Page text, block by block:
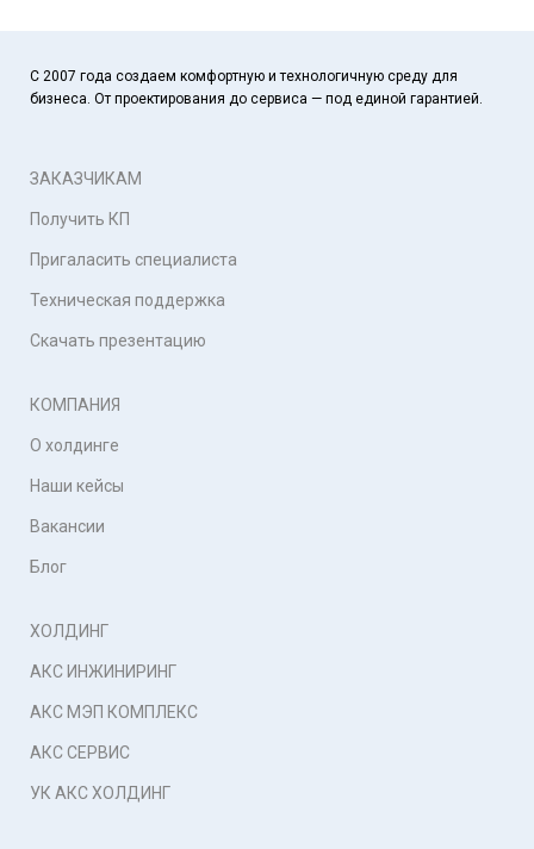
С 2007 года создаем комфортную и технологичную среду для
бизнеса. От проектирования до сервиса — под единой гарантией.
ЗАКАЗЧИКАМ
Получить КП
Пригаласить специалиста
Техническая поддержка
Скачать презентацию
КОМПАНИЯ
О холдинге
Наши кейсы
Вакансии
Блог
ХОЛДИНГ
АКС ИНЖИНИРИНГ
АКС МЭП КОМПЛЕКС
АКС СЕРВИС
УК АКС ХОЛДИНГ